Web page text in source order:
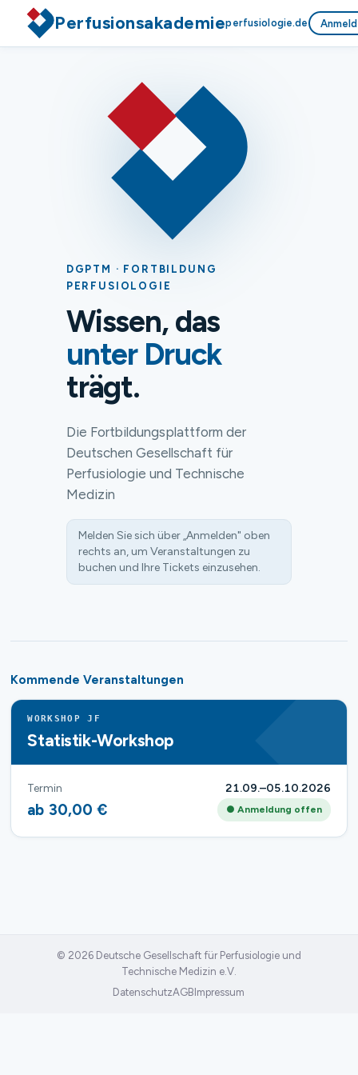
Perfusionsakademieperfusiologie.de
DGPTM · FORTBILDUNG
PERFUSIOLOGIE
Wissen, das
unter Druck
trägt.
Die Fortbildungsplattform der
Deutschen Gesellschaft für
Perfusiologie und Technische
Medizin
Melden Sie sich über „Anmelden" oben
rechts an, um Veranstaltungen zu
buchen und Ihre Tickets einzusehen.
Kommende Veranstaltungen
WORKSHOP JF
Statistik-Workshop
Termin 21.09.–05.10.2026
ab 30,00 € ● Anmeldung offen
© 2026 Deutsche Gesellschaft für Perfusiologie und
Technische Medizin e.V.
DatenschutzAGB Impressum